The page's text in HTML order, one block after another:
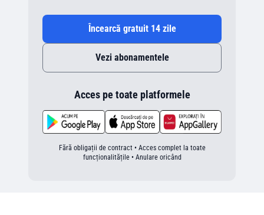
Încearcă gratuit 14 zile
Vezi abonamentele
Acces pe toate platformele
Fără obligații de contract • Acces complet la toate
funcționalitățile • Anulare oricând